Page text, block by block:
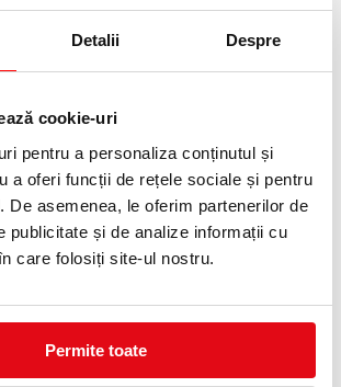
Detalii Despre
cookie-uri
pentru a personaliza conținutul și
a oferi funcții de rețele sociale și pentru
De asemenea, le oferim partenerilor de
publicitate și de analize informații cu
care folosiți site-ul nostru.
Permite toate
pura
PEFC/18-32-05 si pentru contact
PRODUSE SIMILARE